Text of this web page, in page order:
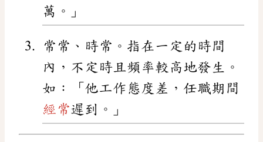
萬。」
常常、時常。指在一定的時間
內，不定時且頻率較高地發生。
如：「他工作態度差，任職期間
經常遲到。」